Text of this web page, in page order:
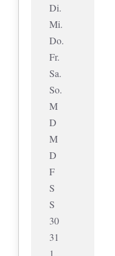
Di.
Mi.
Do.
Fr.
Sa.
So.
M
D
M
D
F
S
S
30
31
1